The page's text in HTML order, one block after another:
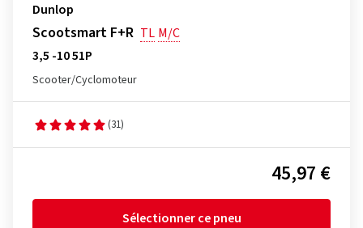
Dunlop
Scootsmart F+R TL M/C
3,5 -10 51P
Scooter/Cyclomoteur
(31)
45,97 €
Sélectionner ce pneu